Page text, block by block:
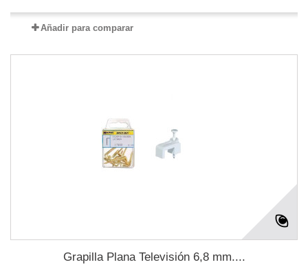
Añadir para comparar
Grapilla Plana Televisión 6,8 mm....